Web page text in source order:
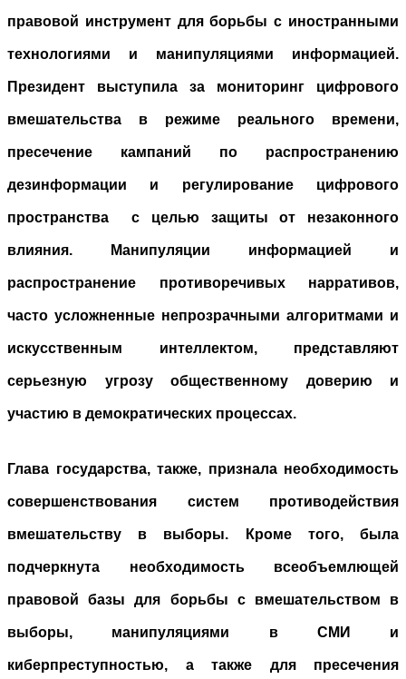
правовой инструмент для борьбы с иностранными
технологиями и манипуляциями информацией.
Президент выступила за мониторинг цифрового
вмешательства в режиме реального времени,
пресечение кампаний по распространению
дезинформации и регулирование цифрового
пространства c целью защиты от незаконного
влияния. Манипуляции информацией и
распространение противоречивых нарративов,
часто усложненные непрозрачными алгоритмами и
искусственным интеллектом, представляют
серьезную угрозу общественному доверию и
участию в демократических процессах.
Глава государства, также, признала необходимость
совершенствования систем противодействия
вмешательству в выборы. Кроме того, была
подчеркнута необходимость всеобъемлющей
правовой базы для борьбы с вмешательством в
выборы, манипуляциями в СМИ и
киберпреступностью, а также для пресечения